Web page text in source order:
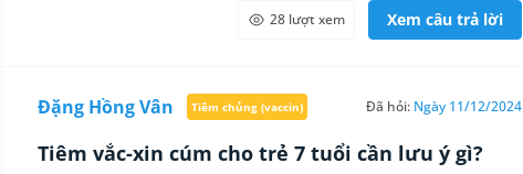
28 lượt xem Xem câu trả lời
Đặng Hồng Vân Tiêm chủng (vaccin) Đã hỏi: Ngày 11/12/2024
Tiêm vắc-xin cúm cho trẻ 7 tuổi cần lưu ý gì?